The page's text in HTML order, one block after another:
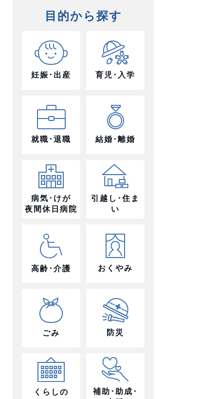
目的から探す
妊娠･出産 育児･入学
就職･退職 結婚･離婚
病気･けが
夜間休日病院
引越し･住ま
い
高齢･介護 おくやみ
ごみ 防災
くらしの
補助･助成･